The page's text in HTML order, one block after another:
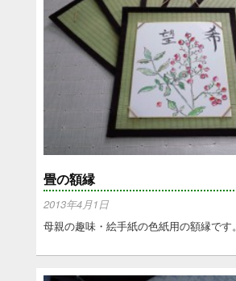
畳の額縁
2013年4月1日
母親の趣味・絵手紙の色紙用の額縁です。